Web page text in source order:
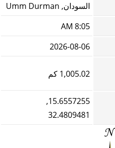
السودان, Umm Durman
8:05 AM
2026-08-06
1,005.02 كم
15.6557255,
32.4809481